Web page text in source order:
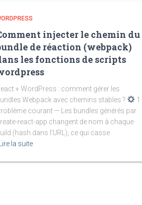
injecter le chemin du
de réaction (webpack)
les fonctions de scripts
+ WordPress : comment gérer les
Webpack avec chemins stables ?
1·
courant — Les bundles générés par
react-app changent de nom à chaque
(hash dans l’URL), ce qui casse
Lire la suite